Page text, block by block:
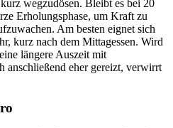
wegzudösen. Bleibt es bei 20
Erholungsphase, um Kraft zu
Am besten eignet sich
kurz nach dem Mittagessen. Wird
längere Auszeit mit
anschließend eher gereizt, verwirrt